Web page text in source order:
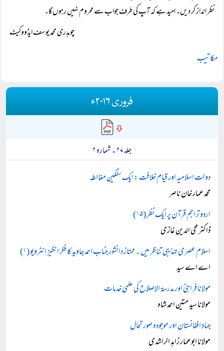
نظر انداز کر دیں۔ امید ہے کہ آپ کی طرف جواب سے محروم نہیں رہوں گا۔
چوہدری محمد یوسف ایڈووکیٹ
مکاتیب
فروری ۲۰۱۶ء
جلد ۲۷ ۔ شمارہ ۲
دولت اسلامیہ اور قیام خلافت : ایک سنگین مغالطہ
محمد عمار خان ناصر
اردو تراجم قرآن پر ایک نظر (۱۵)
ڈاکٹر محی الدین غازی
اسلام عصری تہذیبی تناظر میں ۔ ممتاز دانشور جناب احمد جاوید کا فکر انگیز انٹرویو (۱)
اے اے سید
مولانا فراہیؒ اور مدرسۃ الاصلاح کی علمی خدمات
مولانا سید متین احمد شاہ
جہادِ افغانستان اور موجودہ صورتحال
مولانا ابوعمار زاہد الراشدی